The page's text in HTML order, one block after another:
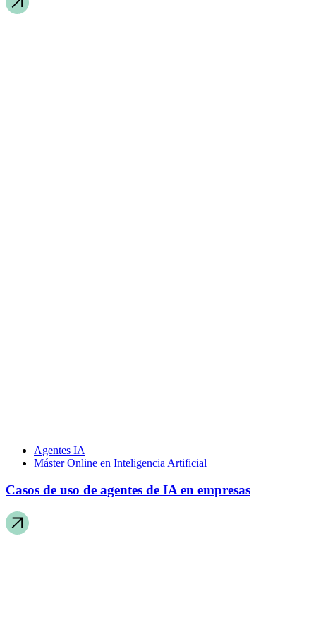
Agentes IA
Máster Online en Inteligencia Artificial
Casos de uso de agentes de IA en empresas